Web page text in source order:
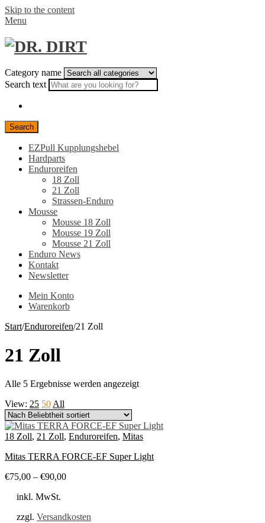
Skip to the content
Menu
Category name
Search text
Search
EZPull Kupplungshebel
Hardparts
Enduroreifen
18 Zoll
21 Zoll
Strassen-Enduro
Mousse
Mousse 18 Zoll
Mousse 19 Zoll
Mousse 21 Zoll
Enduro News
Kontakt
Newsletter
Mein Konto
Warenkorb
Start/Enduroreifen/21 Zoll
21 Zoll
Alle 5 Ergebnisse werden angezeigtNach
View: 25 50 All
18 Zoll, 21 Zoll, Enduroreifen, Mitas
Mitas TERRA FORCE-EF Super Light
€75,00 – €90,00
inkl. MwSt.
zzgl. Versandkosten